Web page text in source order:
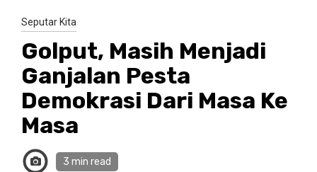
Seputar Kita
Golput, Masih Menjadi
Ganjalan Pesta
Demokrasi Dari Masa Ke
Masa
3 min read